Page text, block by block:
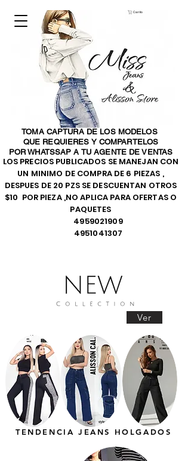
LOS PRECIOS PUBLICADOS SE MANEJAN CON
UN MINIMO DE COMPRA DE 6 PIEZAS ,
DESPUES DE 20 PZS SE DESCUENTAN OTROS
$10 POR PIEZA ,NO APLICA PARA OFERTAS O
PAQUETES
4959021909
4951041307
Ver
TOMA CAPTURA DE LOS MODELOS
QUE REQUIERES Y COMPARTELOS
POR WHATSSAP A TU AGENTE DE VENTAS
Carrito
TENDENCIA JEANS HOLGADOS